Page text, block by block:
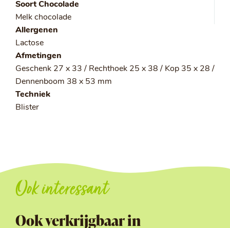
Soort Chocolade
Melk chocolade
Allergenen
Lactose
Afmetingen
Geschenk 27 x 33 / Rechthoek 25 x 38 / Kop 35 x 28 /
Dennenboom 38 x 53 mm
Techniek
Blister
Ook interessant
Ook verkrijgbaar in